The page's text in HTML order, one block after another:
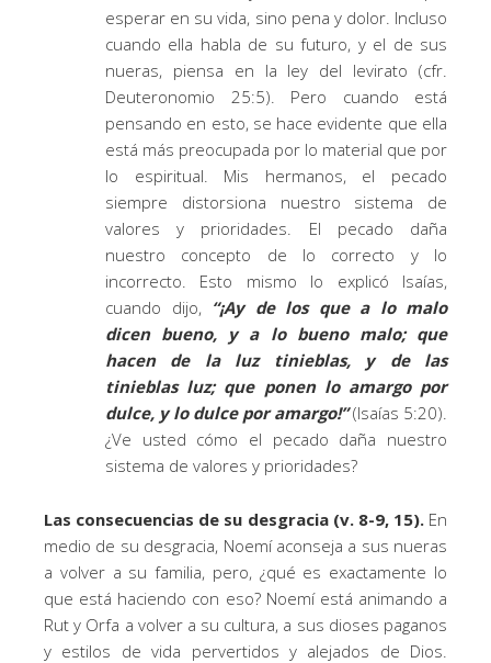
esperar en su vida, sino pena y dolor. Incluso
cuando ella habla de su futuro, y el de sus
nueras, piensa en la ley del levirato (cfr.
Deuteronomio 25:5). Pero cuando está
pensando en esto, se hace evidente que ella
está más preocupada por lo material que por
lo espiritual. Mis hermanos, el pecado
siempre distorsiona nuestro sistema de
valores y prioridades. El pecado daña
nuestro concepto de lo correcto y lo
incorrecto. Esto mismo lo explicó Isaías,
cuando dijo, “¡Ay de los que a lo malo
dicen bueno, y a lo bueno malo; que
hacen de la luz tinieblas, y de las
tinieblas luz; que ponen lo amargo por
dulce, y lo dulce por amargo!”(Isaías 5:20).
¿Ve usted cómo el pecado daña nuestro
sistema de valores y prioridades?
Las consecuencias de su desgracia (v. 8-9, 15). En
medio de su desgracia, Noemí aconseja a sus nueras
a volver a su familia, pero, ¿qué es exactamente lo
que está haciendo con eso? Noemí está animando a
Rut y Orfa a volver a su cultura, a sus dioses paganos
y estilos de vida pervertidos y alejados de Dios.